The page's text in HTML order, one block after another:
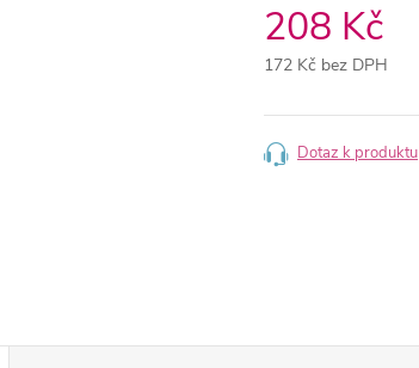
208 Kč
172 Kč bez DPH
cena:
Dotaz k produktu